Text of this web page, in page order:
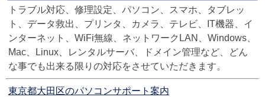
トラブル対応、修理設定、パソコン、スマホ、タブレッ
ト、データ救出、プリンタ、カメラ、テレビ、IT機器、イ
ンターネット、WiFi無線、ネットワークLAN、Windows、
Mac、Linux、レンタルサーバ、ドメイン管理など、どん
な事でも出来る限りの対応をさせていただきます。
東京都大田区のパソコンサポート案内